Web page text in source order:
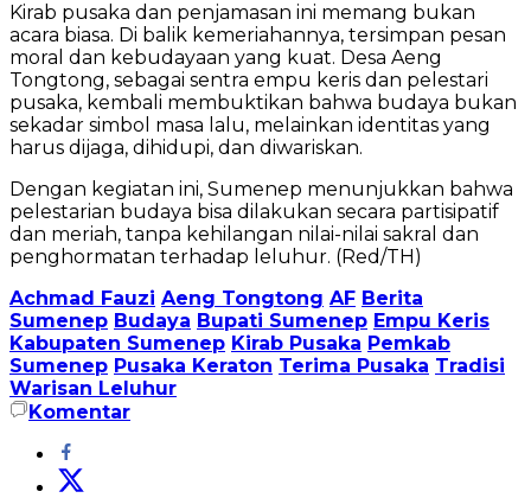
Kirab pusaka dan penjamasan ini memang bukan
acara biasa. Di balik kemeriahannya, tersimpan pesan
moral dan kebudayaan yang kuat. Desa Aeng
Tongtong, sebagai sentra empu keris dan pelestari
pusaka, kembali membuktikan bahwa budaya bukan
sekadar simbol masa lalu, melainkan identitas yang
harus dijaga, dihidupi, dan diwariskan.
Dengan kegiatan ini, Sumenep menunjukkan bahwa
pelestarian budaya bisa dilakukan secara partisipatif
dan meriah, tanpa kehilangan nilai-nilai sakral dan
penghormatan terhadap leluhur. (Red/TH)
Achmad Fauzi Aeng Tongtong AF Berita
Sumenep Budaya Bupati Sumenep Empu Keris
Kabupaten Sumenep Kirab Pusaka Pemkab
Sumenep Pusaka Keraton Terima Pusaka Tradisi
Warisan Leluhur
Komentar